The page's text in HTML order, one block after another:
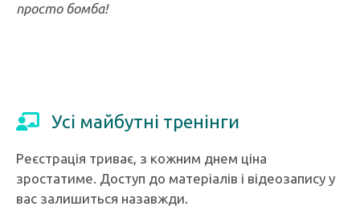
просто бомба!
Усі майбутні тренінги
Реєстрація триває, з кожним днем ціна
зростатиме. Доступ до матеріалів і відеозапису у
вас залишиться назавжди.